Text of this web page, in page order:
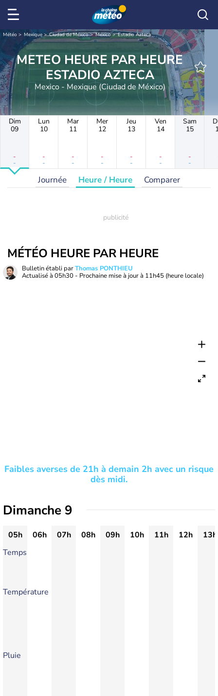
Météo Mexique Ciudad de México Mexico Estadio Azteca
METEO HEURE PAR HEURE
ESTADIO AZTECA
Mexico - Mexique (Ciudad de México)
Dim
09
-
-
Lun
10
-
-
Mar
11
-
-
Mer
12
-
-
Jeu
13
-
-
Ven
14
-
-
Sam
15
-
-
Journée Heure / Heure Comparer
MÉTÉO HEURE PAR HEURE
Bulletin établi parThomas PONTHIEU
Actualisé à 05h30 - Prochaine mise à jour à 11h45 (heure locale)
Faibles averses de 21h à demain 2h avec un risque
dès midi.
Dimanche 9
05h 06h 07h 08h 09h 10h 11h 12h
13h
Temps
Température
Pluie